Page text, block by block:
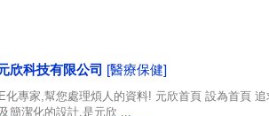
欣科技有限公司 [醫療保健]
化專家,幫您處理煩人的資料! 元欣首頁 設為首頁 追
簡潔化的設計,是元欣 ...